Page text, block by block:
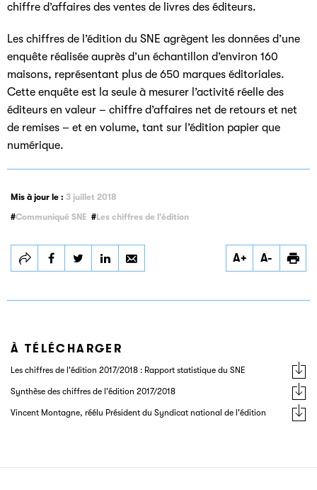
chiffre d’affaires des ventes de livres des éditeurs.
Les chiffres de l’édition du SNE agrègent les données d’une
enquête réalisée auprès d’un échantillon d’environ 160
maisons, représentant plus de 650 marques éditoriales.
Cette enquête est la seule à mesurer l’activité réelle des
éditeurs en valeur – chiffre d’affaires net de retours et net
de remises – et en volume, tant sur l’édition papier que
numérique.
Mis à jour le : 3 juillet 2018
Communiqué SNE
Les chiffres de l'édition
Partager
Les chiffres de
Partager
Les chiffres de
Partager
Les chiffres de
A+ A-
À TÉLÉCHARGER
Les chiffres de l'édition 2017/2018 : Rapport statistique du SNE
Synthèse des chiffres de l'édition 2017/2018
Vincent Montagne, réélu Président du Syndicat national de l'édition